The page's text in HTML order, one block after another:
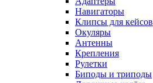
Навигаторы
Клипсы для кейсов
Окуляры
Антенны
Крепления
Рулетки
Биподы и триподы